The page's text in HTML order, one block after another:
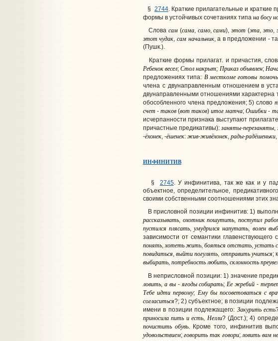
§ 2744. Краткие прилагательные и краткие
формы в устойчивых сочетаниях типа набосу
Словасам (сама, само,сами),этот (эта, это,
этот чудак,сам начальник, а в предложении -
(Пушк.).
Краткие формы прилагат. и причастия,
Ребеноквесел;Стол накрыт; Приказ объявлен;
предложениях типа: В месткоме готовы помочь
члена с двунаправленным отношением в
двунаправленными отношениями характерна
обособленного члена предложения; 5) слово
счет -таков (вот таков)итог матча;Ошибки -
исчерпанности признака выступают
причастные предикативы):заняты-перезаняты
-ёхонек, -ёшенек: жив-живёхонек, рады-радёшеньки,
ИНФИНИТИВ
§ 2745. У инфинитива, так же как и у
объектное, определительное,
своими собственными соотношениями этих
В присловной позицииинфинитив: 1)
рассказывать, охотник пошутить,поступил
пустился плясать,умудрился напутать, волен
зависимости от семантики
понять, хотетьжить,бояться отстать,устать
повидаться,выйти погулять, отправить учиться;
выбирать, потребностьлюбить, склонность
В неприсловной позиции: 1) значение
ловить, а вы- ягоды собирать; Ее жребий -
Тебе идти первому; Ему бы посоветоваться с
согласиться?; 2) субъектное; в позиции
имени в позиции подлежащего: Закурить есть
приносила пить и есть Нелли? (Дост.); 4)
почистить обувь. Кроме того, инфинитив
удовольствием;говорить так говори;ловить вам не